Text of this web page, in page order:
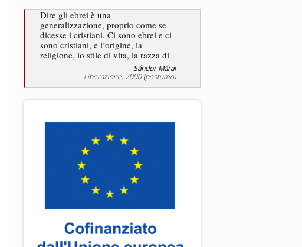
Dire gli ebrei è una
generalizzazione, proprio come se
dicesse i cristiani. Ci sono ebrei e ci
sono cristiani, e l’origine, la
religione, lo stile di vita, la razza di
sicuro comportano tanti tratti...
—Sándor Márai
Liberazione, 2000 (postumo)